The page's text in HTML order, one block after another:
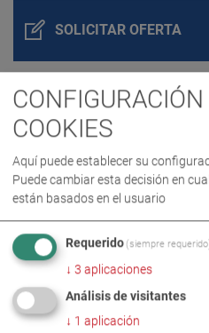
SOLICITAR OFERTA
DETALLES DEL
SUMINISTRO
DESCARGAS
COOKIES
Aquí puede establecer su
Puede cambiar esta decisión en
están basados en el usuario
Requerido (siempre
↓ 3 aplicaciones
Análisis de visitantes
↓ 1 aplicación